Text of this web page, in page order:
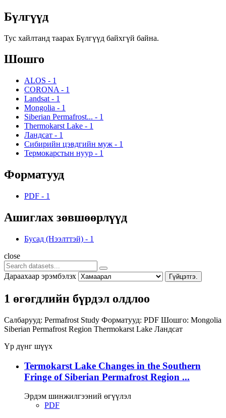
Бүлгүүд
Тус хайлтанд таарах Бүлгүүд байхгүй байна.
Шошго
ALOS - 1
CORONA - 1
Landsat - 1
Mongolia - 1
Siberian Permafrost... - 1
Thermokarst Lake - 1
Ландсат - 1
Сибирийн цэвдгийн муж - 1
Термокарстын нуур - 1
Форматууд
PDF - 1
Ашиглах зөвшөөрлүүд
Бусад (Нээлттэй) - 1
close
Дараахаар эрэмбэлэх Гүйцэтгэ.
1 өгөгдлийн бүрдэл олдлоо
Салбарууд: Permafrost Study Форматууд: PDF Шошго: Mongolia
Siberian Permafrost Region Thermokarst Lake Ландсат
Үр дүнг шүүх
Termokarst Lake Changes in the Southern
Fringe of Siberian Permafrost Region ...
Эрдэм шинжилгээний өгүүлэл
PDF